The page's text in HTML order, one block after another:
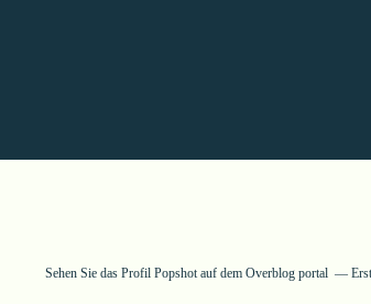
Sehen Sie das Profil Popshotauf dem Overblog portal